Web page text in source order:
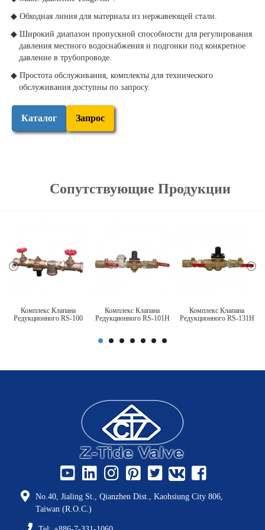
◆ Обходная линия для материала из нержавеющей стали.
◆ Широкий диапазон пропускной способности для регулирования
давления местного водоснабжения и подгонки под конкретное
давление в трубопроводе.
◆ Простота обслуживания, комплекты для технического
обслуживания доступны по запросу.
Каталог Запрос
Сопутствующие Продукции
Комплекс Клапана
Редукционного RS-100
Комплекс Клапана
Редукционного RS-101H
Комплекс Клапана
Редукционного RS-131H
No.40, Jialing St., Qianzhen Dist., Kaohsiung City 806,
Taiwan (R.O.C.)